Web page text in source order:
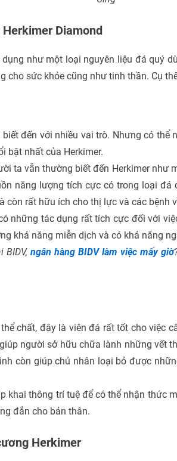
Diamond
như một loại nguyên liệu đá quý
cho sức khỏe cũng như tinh thần. Cụ
đến với nhiều vai trò. Nhưng có
bật nhất của Herkimer.
ta vẫn thường biết đến Herkimer như
năng lượng tích cực có trong loại
còn rất hữu ích cho thị lực và các bệnh
những tác dụng rất tích cực đối với
khả năng miễn dịch và có khả năng
BIDV,ngân hàng BIDV làm việc mấy giờ
chất, đây là viên đá rất tốt cho việc
người sở hữu chữa lành những vết
còn giúp chủ nhân loại bỏ được
khai thông trí tuệ để có thể nhận thức
đắn cho bản thân.
Herkimer